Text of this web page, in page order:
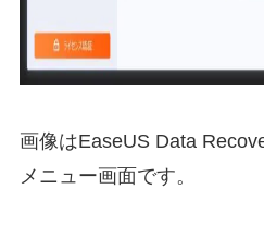
画像はEaseUS Data
メニュー画面です。